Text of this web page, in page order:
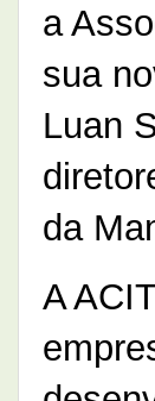
a
sua
Luan
da
A